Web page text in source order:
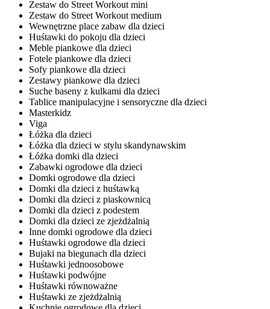
Zestaw do Street Workout mini
Zestaw do Street Workout medium
Wewnętrzne place zabaw dla dzieci
Huśtawki do pokoju dla dzieci
Meble piankowe dla dzieci
Fotele piankowe dla dzieci
Sofy piankowe dla dzieci
Zestawy piankowe dla dzieci
Suche baseny z kulkami dla dzieci
Tablice manipulacyjne i sensoryczne dla dzieci
Masterkidz
Viga
Łóżka dla dzieci
Łóżka dla dzieci w stylu skandynawskim
Łóżka domki dla dzieci
Zabawki ogrodowe dla dzieci
Domki ogrodowe dla dzieci
Domki dla dzieci z huśtawką
Domki dla dzieci z piaskownicą
Domki dla dzieci z podestem
Domki dla dzieci ze zjeżdżalnią
Inne domki ogrodowe dla dzieci
Huśtawki ogrodowe dla dzieci
Bujaki na biegunach dla dzieci
Huśtawki jednoosobowe
Huśtawki podwójne
Huśtawki równoważne
Huśtawki ze zjeżdżalnią